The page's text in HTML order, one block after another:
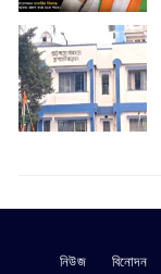
নিউজ বিনোদন